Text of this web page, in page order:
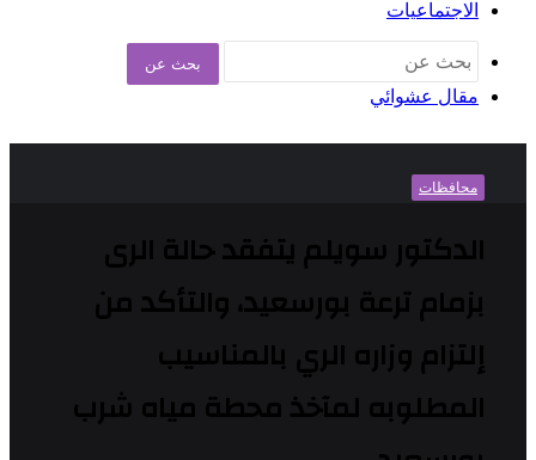
الاجتماعيات
بحث عن
مقال عشوائي
محافظات
الدكتور سويلم يتفقد حالة الرى
بزمام ترعة بورسعيد، والتأكد من
إلتزام وزاره الري بالمناسيب
المطلوبه لمآخذ محطة مياه شرب